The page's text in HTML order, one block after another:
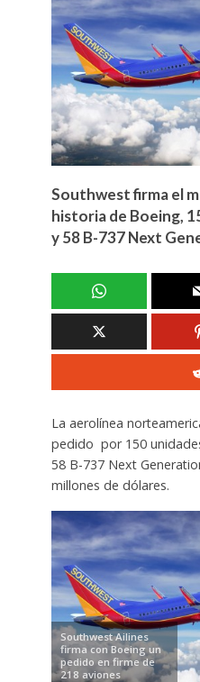
Southwest firma el
historia de Boeing,
y 58 B-737 Next
La aerolínea
pedido por 150
58 B-737 Next
millones de dólares.
Southwest Ailines
firma con Boeing un
pedido en firme de
218 aviones